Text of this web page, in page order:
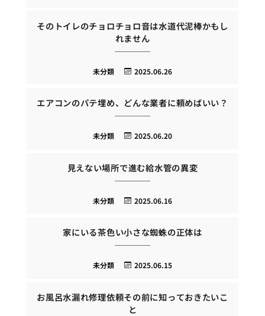
そのトイレのチョロチョロ音は水道代泥棒かもし
れません
2025.06.26
未分類
エアコンのパテ埋め、どんな業者に頼めばいい？
2025.06.20
未分類
見えない場所で進む給水管の異変
2025.06.16
未分類
家にいる茶色い小さな蜘蛛の正体は
2025.06.15
未分類
お風呂水漏れ修理依頼その前に知っておきたいこ
と